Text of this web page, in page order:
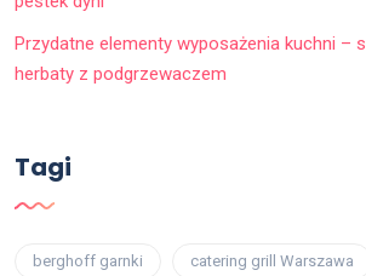
Przydatne elementy wyposażenia kuchni –
herbaty z podgrzewaczem
Tagi
berghoff garnki catering grill Warszawa